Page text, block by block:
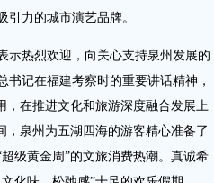
力的城市演艺品牌。
示热烈欢迎，向关心支持泉州发展的
记在福建考察时的重要讲话精神，
，在推进文化和旅游深度融合发展上
，泉州为五湖四海的游客精心准备了
级黄金周”的文旅消费热潮。真诚希